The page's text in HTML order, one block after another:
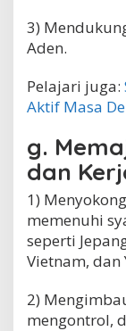
3)
Aden.
Pelajari juga:
Aktif Masa
g.
dan
1)
memenuhi
seperti
Vietnam, dan
2)
mengontrol,